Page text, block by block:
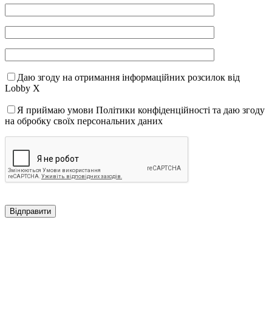
Даю згоду на отримання інформаційних розсилок від
Lobby X
Я приймаю умови Політики конфіденційності та даю згоду
на обробку своїх персональних даних